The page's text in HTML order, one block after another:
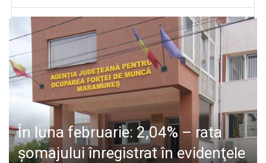
SANATATE
SPORT
SPECIAL
POLITIC
LIFE
În luna februarie: 2,04% – rata
şomajului înregistrat în evidenţele